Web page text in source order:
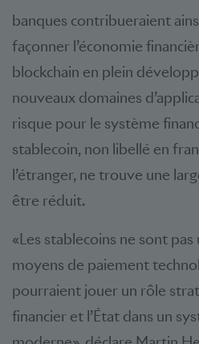
banques contribueraient
façonner l’économie
blockchain en plein
nouveaux domaines
risque pour le système
stablecoin, non libellé en
l’étranger, ne trouve une
être réduit.
«Les stablecoins ne sont
moyens de paiement
pourraient jouer un rôle
financier et l’État dans un